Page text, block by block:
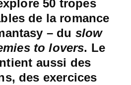
50 tropes
de la romance
– du slow
to lovers. Le
aussi des
des exercices